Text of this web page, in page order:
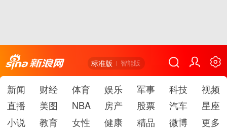
标准版 智能版
新闻 财经 体育 娱乐 军事 科技
视频
直播
美图 NBA 房产 股票 汽车
星座
小说
教育 女性 健康 精品 微博 更多